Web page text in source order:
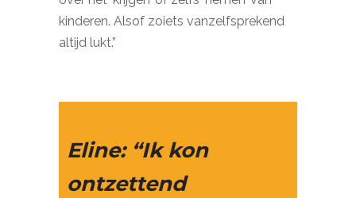
kinderen. Alsof zoiets vanzelfsprekend
altijd lukt.”
Eline: “Ik kon
ontzettend